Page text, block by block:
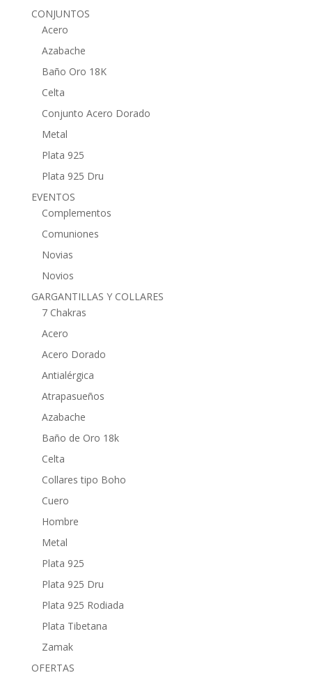
CONJUNTOS
Acero
Azabache
Baño Oro 18K
Celta
Conjunto Acero Dorado
Metal
Plata 925
Plata 925 Dru
EVENTOS
Complementos
Comuniones
Novias
Novios
GARGANTILLAS Y COLLARES
7 Chakras
Acero
Acero Dorado
Antialérgica
Atrapasueños
Azabache
Baño de Oro 18k
Celta
Collares tipo Boho
Cuero
Hombre
Metal
Plata 925
Plata 925 Dru
Plata 925 Rodiada
Plata Tibetana
Zamak
OFERTAS